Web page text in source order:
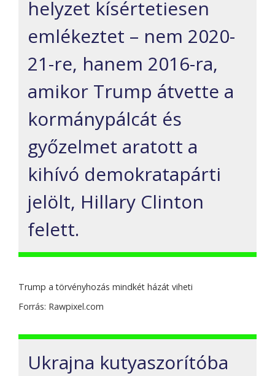
helyzet kísértetiesen
emlékeztet – nem 2020-
21-re, hanem 2016-ra,
amikor Trump átvette a
kormánypálcát és
győzelmet aratott a
kihívó demokratapárti
jelölt, Hillary Clinton
felett.
Trump a törvényhozás mindkét házát viheti
Forrás: Rawpixel.com
Ukrajna kutyaszorítóba